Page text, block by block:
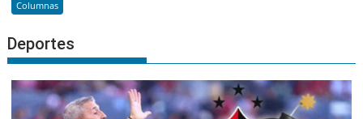
Columnas
Deportes